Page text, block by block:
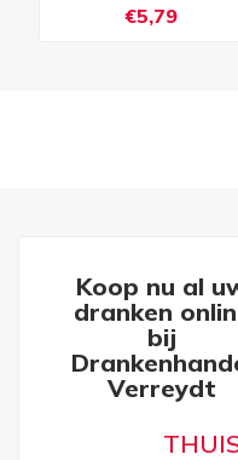
€5,79
Koop nu al
dranken
bij
Verreydt